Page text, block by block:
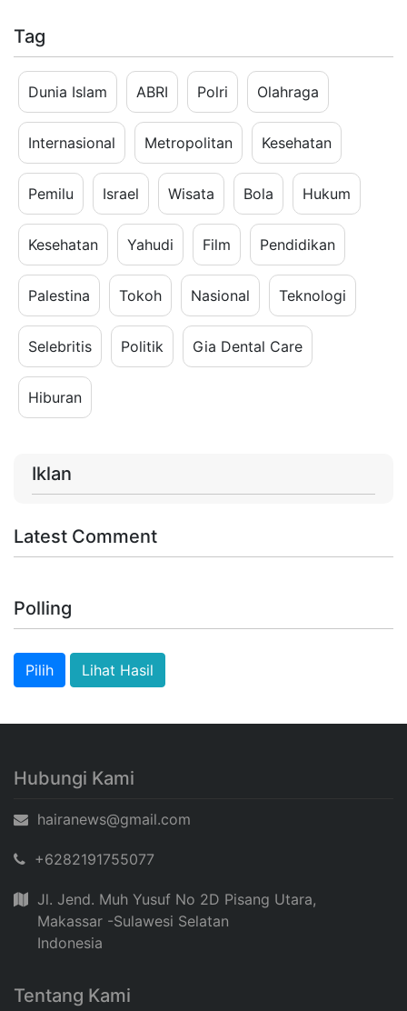
Tag
Dunia Islam ABRI Polri Olahraga
Internasional Metropolitan Kesehatan
Pemilu Israel Wisata Bola Hukum
Kesehatan Yahudi Film Pendidikan
Palestina Tokoh Nasional Teknologi
Selebritis Politik Gia Dental Care
Hiburan
Iklan
Latest Comment
Polling
Lihat Hasil
Hubungi Kami
hairanews@gmail.com
+6282191755077
Jl. Jend. Muh Yusuf No 2D Pisang Utara,
Makassar -Sulawesi Selatan
Indonesia
Tentang Kami